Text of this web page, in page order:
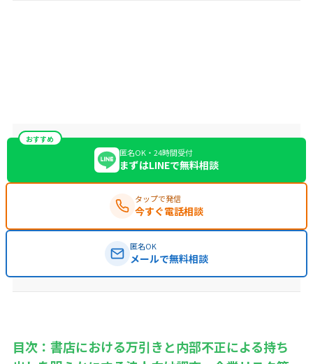
おすすめ
匿名OK・24時間受付
まずはLINEで無料相談
タップで発信
今すぐ電話相談
匿名OK
メールで無料相談
目次：書店における万引きと内部不正による持ち